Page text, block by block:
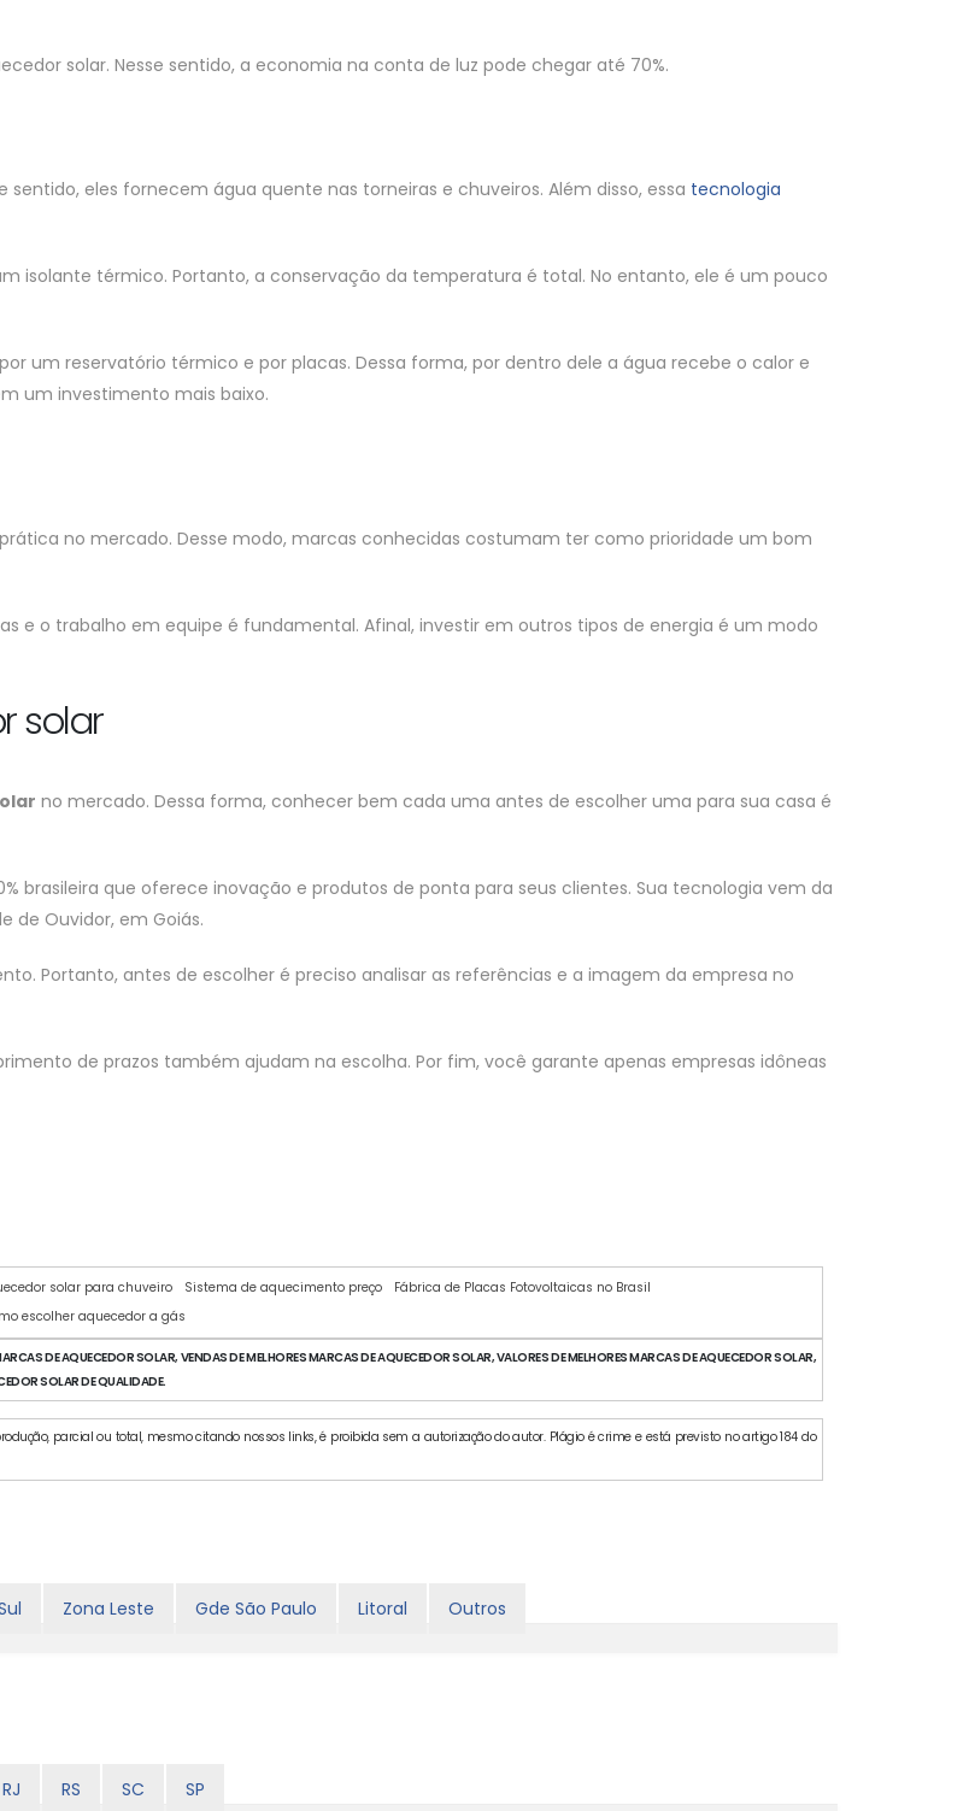
solar. Nesse sentido, a economia na conta de luz pode chegar até 70%.
eles fornecem água quente nas torneiras e chuveiros. Além disso, essa tecnologia
isolante térmico. Portanto, a conservação da temperatura é total. No entanto, ele é um pouco
um reservatório térmico e por placas. Dessa forma, por dentro dele a água recebe o calor e
um investimento mais baixo.
no mercado. Desse modo, marcas conhecidas costumam ter como prioridade um bom
e o trabalho em equipe é fundamental. Afinal, investir em outros tipos de energia é um modo
solar
no mercado. Dessa forma, conhecer bem cada uma antes de escolher uma para sua casa é
brasileira que oferece inovação e produtos de ponta para seus clientes. Sua tecnologia vem da
de Ouvidor, em Goiás.
Portanto, antes de escolher é preciso analisar as referências e a imagem da empresa no
de prazos também ajudam na escolha. Por fim, você garante apenas empresas idôneas
solar para chuveiro Sistema de aquecimento preço
Fábrica de Placas Fotovoltaicas no Brasil
escolher aquecedor a gás
DE AQUECEDOR SOLAR, VENDAS DE MELHORES MARCAS DE AQUECEDOR SOLAR, VALORES DE MELHORES MARCAS DE AQUECEDOR SOLAR,
SOLAR DE QUALIDADE.
parcial ou total, mesmo citando nossos links, é proibida sem a autorização do autor. Plágio é crime e está previsto no artigo 184 do
Zona Leste Gde São Paulo Litoral Outros
RJ RS SC SP